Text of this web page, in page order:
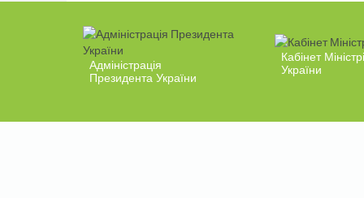
Адміністрація
Президента України
Кабінет
України